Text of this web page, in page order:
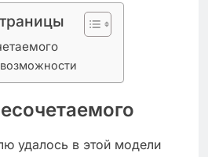
удалось в этой модели